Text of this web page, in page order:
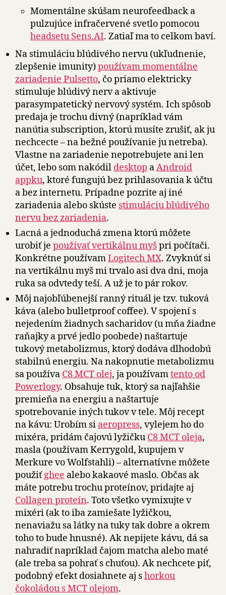
Momentálne skúšam neurofeedback a
pulzujúce infračervené svetlo pomocou
headsetu Sens.AI. Zatiaľ ma to celkom baví.
Na stimuláciu blúdivého nervu (ukľudnenie,
zlepšenie imunity)používam momentálne
zariadenie Pulsetto, čo priamo elektricky
stimuluje blúdivý nerv a aktivuje
parasympatetický nervový systém. Ich spôsob
predaja je trochu divný (napríklad vám
nanútia subscription, ktorú musíte zrušiť, ak ju
nechcecte – na bežné používanie ju netreba).
Vlastne na zariadenie nepotrebujete ani len
účet, lebo som nakódil desktop aAndroid
appku, ktoré fungujú bez prihlasovania k účtu
a bez internetu. Prípadne pozrite aj iné
zariadenia alebo skúste stimuláciu blúdivého
nervu bez zariadenia.
Lacná a jednoduchá zmena ktorú môžete
urobiť je používať vertikálnu myšpri počítači.
Konkrétne používamLogitech MX. Zvyknúť si
na vertikálnu myš mi trvalo asi dva dni, moja
ruka sa odvtedy teší. A už je to pár rokov.
Môj najobľúbenejší ranný rituál je tzv. tuková
káva (alebo bulletproof coffee). V spojení s
nejedením žiadnych sacharidov (u mňa žiadne
raňajky a prvé jedlo poobede) naštartuje
tukový metabolizmus, ktorý dodáva dlhodobú
stabilnú energiu. Na nakopnutie metabolizmu
sa používa C8 MCT olej, ja používamtento od
Powerlogy. Obsahuje tuk, ktorý sa najľahšie
premieňa na energiu a naštartuje
spotrebovanie iných tukov v tele. Môj recept
na kávu: Urobím si aeropress, vylejem ho do
mixéra, pridám čajovú lyžičku C8 MCT oleja,
masla (používam Kerrygold, kupujem v
Merkure vo Wolfstahli) – alternatívne môžete
použiťghee alebo kakaové maslo. Občas ak
máte potrebu trochu proteínov, pridajte aj
Collagen proteín. Toto všetko vymixujte v
mixéri (ak to iba zamiešate lyžičkou,
nenaviažu sa látky na tuky tak dobre a okrem
toho to bude hnusné). Ak nepijete kávu, dá sa
nahradiť napríklad čajom matcha alebo maté
(ale treba sa pohrať s chuťou). Ak nechcete piť,
podobný efekt dosiahnete aj shorkou
čokoládou s MCT olejom.